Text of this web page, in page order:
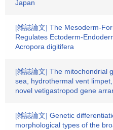
Japan
[雑誌論文] The Mesoderm-
Regulates Ectoderm-
Acropora digitifera
[雑誌論文] The mitochondrial
sea, hydrothermal vent
novel vetigastropod gene
[雑誌論文] Genetic
morphological types of the